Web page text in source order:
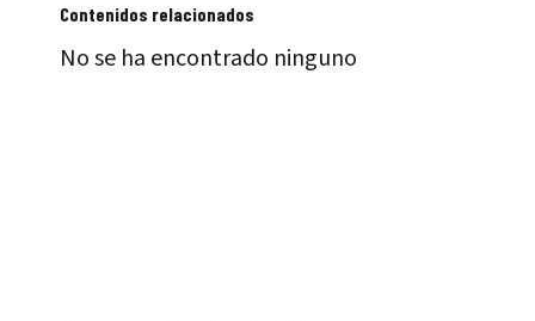
Contenidos relacionados
No se ha encontrado ninguno